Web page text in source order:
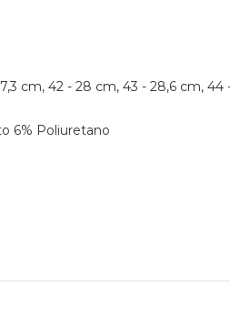
cm, 42 - 28 cm, 43 - 28,6 cm, 44
6% Poliuretano